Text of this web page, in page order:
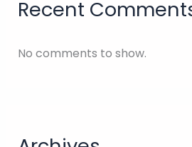
Recent
No comments to show.